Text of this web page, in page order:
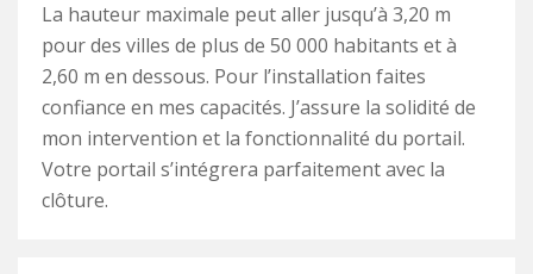
La hauteur maximale peut aller jusqu’à 3,20 m
pour des villes de plus de 50 000 habitants et à
2,60 m en dessous. Pour l’installation faites
confiance en mes capacités. J’assure la solidité de
mon intervention et la fonctionnalité du portail.
Votre portail s’intégrera parfaitement avec la
clôture.